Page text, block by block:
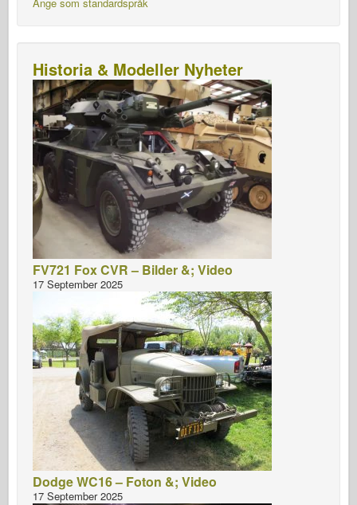
Historia & Modeller Nyheter
FV721 Fox CVR – Bilder &; Video
17 September 2025
Dodge WC16 – Foton &; Video
17 September 2025